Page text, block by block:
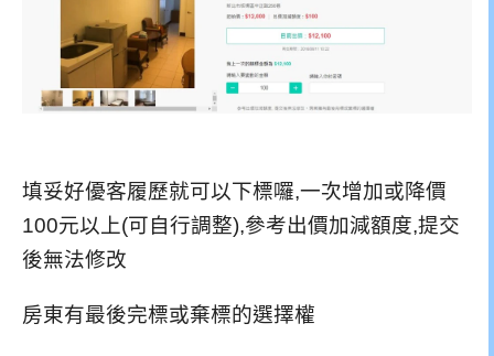
填妥好優客履歷就可以下標囉,一次增加或降價
100元以上(可自行調整),參考出價加減額度,提交
後無法修改
房東有最後完標或棄標的選擇權